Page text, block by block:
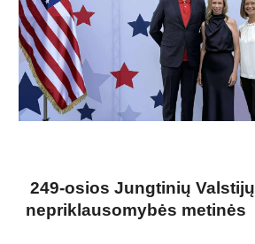
249-osios Jungtinių Valstijų
nepriklausomybės metinės